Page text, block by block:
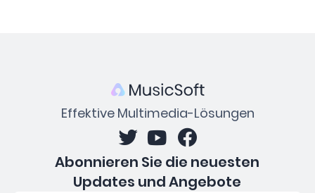
Effektive Multimedia-Lösungen
Abonnieren Sie die neuesten
Updates und Angebote